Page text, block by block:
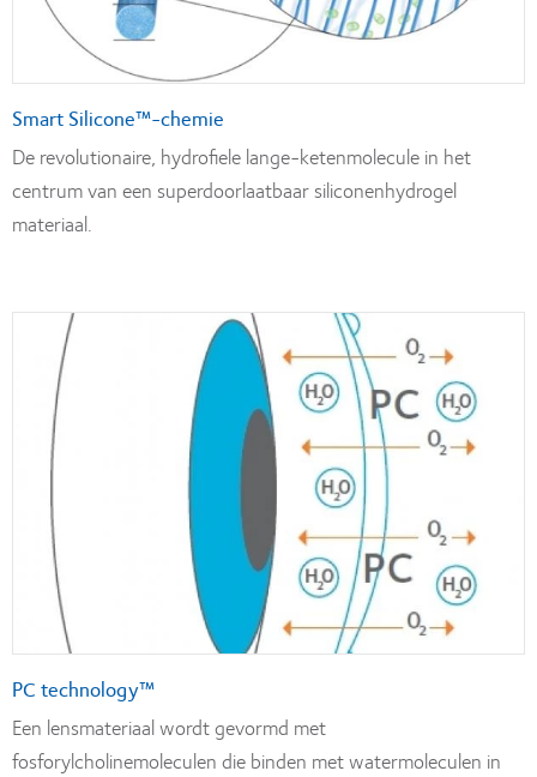
Smart Silicone™-chemie
De revolutionaire, hydrofiele lange-ketenmolecule in het
centrum van een superdoorlaatbaar siliconenhydrogel
materiaal.
PC technology™
Een lensmateriaal wordt gevormd met
fosforylcholinemoleculen die binden met watermoleculen in